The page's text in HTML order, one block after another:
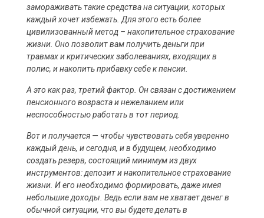
замораживать такие средства на ситуации, которых
каждый хочет избежать. Для этого есть более
цивилизованный метод – накопительное страхование
жизни. Оно позволит вам получить деньги при
травмах и критических заболеваниях, входящих в
полис, и накопить прибавку себе к пенсии.
А это как раз, третий фактор. Он связан с достижением
пенсионного возраста и нежеланием или
неспособностью работать в тот период.
Вот и получается — чтобы чувствовать себя уверенно
каждый день, и сегодня, и в будущем, необходимо
создать резерв, состоящий минимум из двух
инструментов: депозит и накопительное страхование
жизни. И его необходимо формировать, даже имея
небольшие доходы. Ведь если вам не хватает денег в
обычной ситуации, что вы будете делать в